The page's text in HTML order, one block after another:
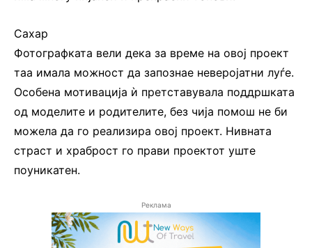
Сахар
Фотографката вели дека за време на овој проект
таа имала можност да запознае неверојатни луѓе.
Особена мотивација ѝ претставувала поддршката
од моделите и родителите, без чија помош не би
можела да го реализира овој проект. Нивната
страст и храброст го прави проектот уште
поуникатен.
Реклама